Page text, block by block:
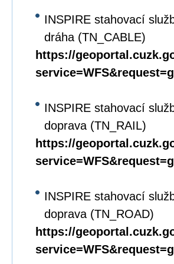
INSPIRE stahovací
dráha (TN_CABLE)
https://
INSPIRE stahovací
doprava (TN_RAIL)
https://
INSPIRE stahovací
doprava (TN_ROAD)
https://